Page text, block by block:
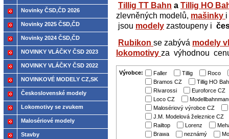
Tillig TT Bahn a Tillig HO
zlevněných modelů, mašinky i
jsou modely zastoupeny i
Rubikon se zabývá modely
lokomotivy za výhodnou
Výrobce: Faller Tillig
Roco
Bramos CZ
Tillig HO
Rivarossi
Euroforce CZ
Loco CZ
Malosériový výrobce CZ
J.M. Modelová železnice CZ
Railtop
Lorenz
Brawa
neznámý
Novinky ČSD,ČD 2026
Novinky 2025 ČSD,ČD
Novinky 2024 ČSD,ČD
NOVINKY VLÁČKY ČSD 2023
NOVINKY VLÁČKY ČSD 2022
NOVINKOVÉ MODELY CZ,SK
2021
Československé modely
ČSD,ČD
Lokomotivy se zvukem
Malosériové modely
Stavby